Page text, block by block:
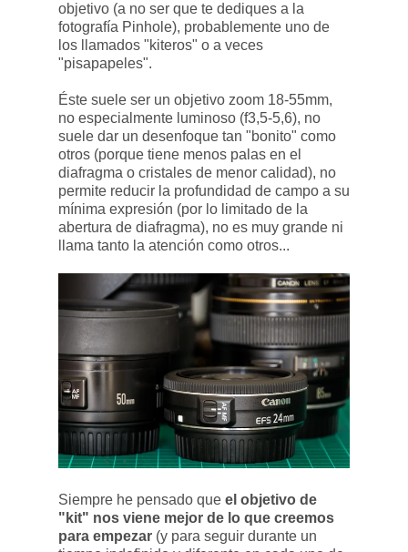
objetivo (a no ser que te dediques a la
fotografía Pinhole), probablemente uno de
los llamados "kiteros" o a veces
"pisapapeles".
Éste suele ser un objetivo zoom 18-55mm,
no especialmente luminoso (f3,5-5,6), no
suele dar un desenfoque tan "bonito" como
otros (porque tiene menos palas en el
diafragma o cristales de menor calidad), no
permite reducir la profundidad de campo a su
mínima expresión (por lo limitado de la
abertura de diafragma), no es muy grande ni
llama tanto la atención como otros...
Siempre he pensado que el objetivo de
"kit" nos viene mejor de lo que creemos
para empezar (y para seguir durante un